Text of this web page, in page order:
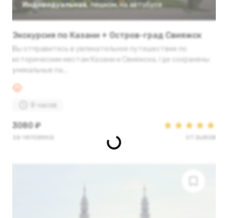
Индивидуальная, пешком, на автобусе
Экскурсия по Казани + Остров-град Свияжск
Вы отправитесь в увлекательное путешествие по
историческим местам Казани и Свияжска, где сохранены
уникальные па...
8 часов
3080 ₽
за человека отзывов